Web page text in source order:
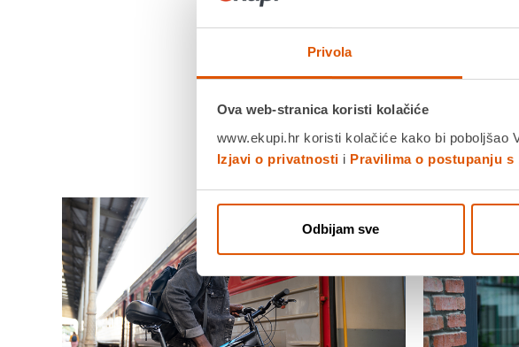
Privola
Ova web-stranica koristi kolačiće
www.ekupi.hr koristi kolačiće kako bi
Izjavi o privatnosti i Pravilima o postupanju s
Odbijam sve